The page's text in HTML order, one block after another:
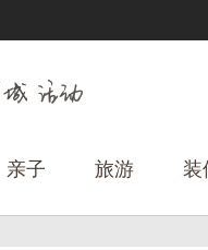
亲子 旅游 装